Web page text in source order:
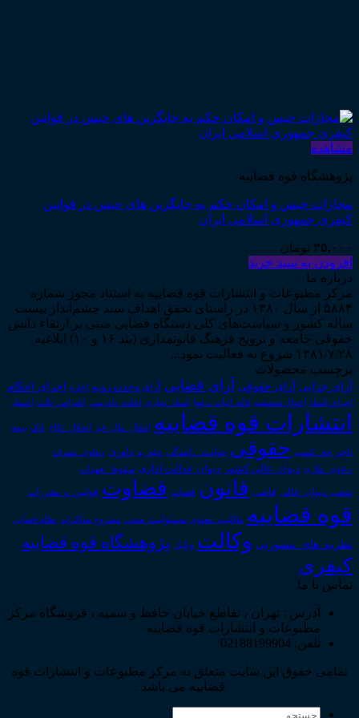
مشاهده
پژوهشگاه قوه قضاییه
مجازات حبس و امکان حکم به جایگزین های حبس در قوانین
کیفری جمهوری اسلامی ایران
۳۵,۰۰۰ تومان
افزودن به سبد خرید
درباره ما
مرکز مطبوعات و انتشارات قوه قضاییه به استناد مجوز شماره
۵۸۸۴ از سال ۱۳۸۰ در راستای تحقق اهداف سند چشم‌انداز بیست
ساله کشور و سیاست‌های کلی دستگاه قضایی مبنی بر ارتقاء دانش
حقوقی جامعه و ترویج فرهنگ قانونمداری (بند ۱۶ و ۱۰) ابلاغیه
۱۳۸۱/۷/۲۸ شروع به فعالیت نمود...
برچسب محصولات
آرای جزایی آرای حقوقی آرای قضایی آرای وحدت رویه اجاره اجرای احکام
اجرای اسناد احوال شخصیه ادله_اثبات_دعوا اسناد_تجاری اعاده_دادرسی اعتراض_ثالث اعسار
انتشارات قوه قضاییه انتقال_مال_غیر انحلال_نکاح بانک بیمه
تاجر حق_کسب حقوقی حوادث_رانندگی خلع_ید داوری دعاوی_تصرف
دعاوی_طاری دیوان عالی کشور دیوان عدالت اداری سقوط_تعهدات
شعب_دیوان_عالی قاضی قانون قضات قضاوت قوانین_و_مقررات
قوه قضاییه مالکیت_معنوی مسئولیت_مدنی مشروح مذاکرات نظام قضایی
نظریه_های_مشورتی وکالت وکیل پژوهشگاه قوه قضاییه
کیفری
تماس با ما
آدرس : تهران ، تقاطع خیابان حافظ و سمیه ، فروشگاه مرکز
مطبوعات و انتشارات قوه قضاییه
تلفن: 02188199904
تمامی حقوق این سایت متعلق به مرکز مطبوعات و انتشارات قوه
قضاییه می باشد .
جستجو